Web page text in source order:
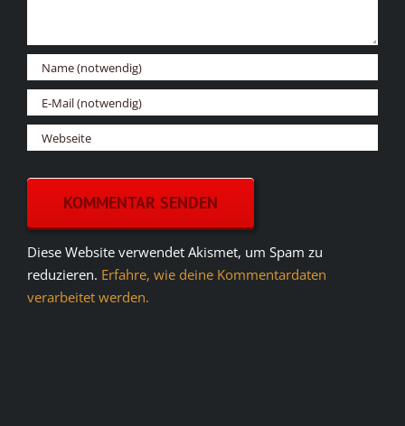
Diese Website verwendet Akismet, um Spam zu
reduzieren. Erfahre, wie deine Kommentardaten
verarbeitet werden.